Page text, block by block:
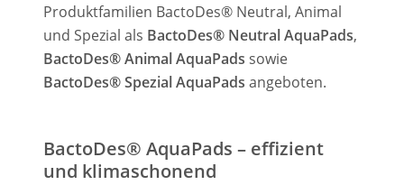
Produktfamilien BactoDes® Neutral, Animal
und Spezial als BactoDes® Neutral AquaPads,
BactoDes® Animal AquaPads sowie
BactoDes® Spezial AquaPads angeboten.
BactoDes® AquaPads – effizient
und klimaschonend